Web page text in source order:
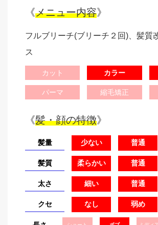
《メニュー内容》
フルブリーチ(ブリーチ２回)、髪質
ス
カット カラー
パーマ 縮毛矯正
《髪・顔の特徴》
髪量 少ない 普通
髪質 柔らかい 普通
太さ 細い 普通
クセ なし 弱め